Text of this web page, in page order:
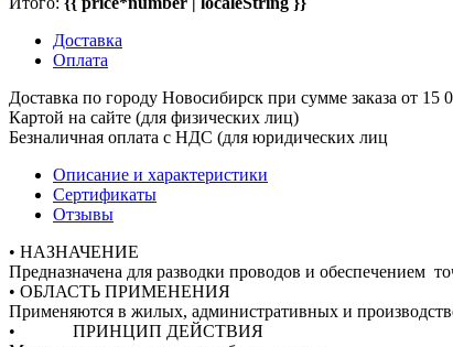
Доставка
Оплата
Доставка по городу Новосибирск при сумме
Картой на сайте (для физических лиц)
Безналичная оплата с НДС (для юридических лиц
Описание и характеристики
Сертификаты
Отзывы
• НАЗНАЧЕНИЕ
Предназначена для разводки проводов и обеспечением
• ОБЛАСТЬ ПРИМЕНЕНИЯ
Применяются в жилых, административных и
• ПРИНЦИП ДЕЙСТВИЯ